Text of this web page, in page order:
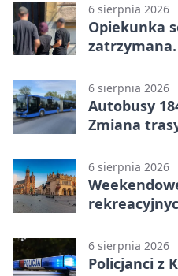
6 sierpnia 2026
Opiekunka
zatrzymana.
6 sierpnia 2026
Autobusy
Zmiana
6 sierpnia 2026
6 sierpnia 2026
Policjanci z